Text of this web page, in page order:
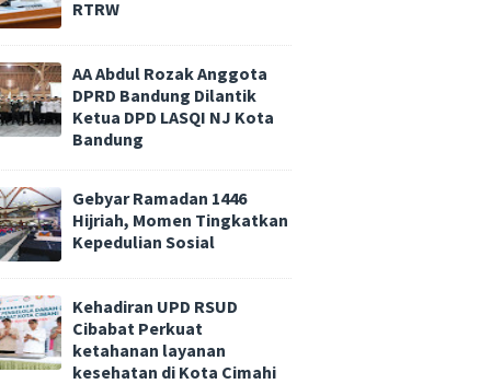
RTRW
AA Abdul Rozak Anggota
DPRD Bandung Dilantik
Ketua DPD LASQI NJ Kota
Bandung
Gebyar Ramadan 1446
Hijriah, Momen Tingkatkan
Kepedulian Sosial
Kehadiran UPD RSUD
Cibabat Perkuat
ketahanan layanan
kesehatan di Kota Cimahi